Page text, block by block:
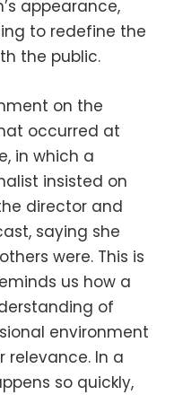
appearance,
to redefine the
the public.
on the
occurred at
in which a
insisted on
director and
saying she
were. This is
us how a
of
environment
relevance. In a
so quickly,